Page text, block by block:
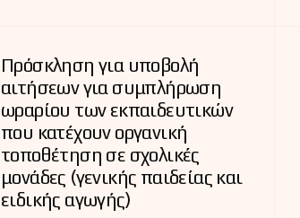
Πρόσκληση για υποβολή
αιτήσεων για συμπλήρωση
ωραρίου των εκπαιδευτικών
που κατέχουν οργανική
τοποθέτηση σε σχολικές
μονάδες (γενικής παιδείας και
ειδικής αγωγής)